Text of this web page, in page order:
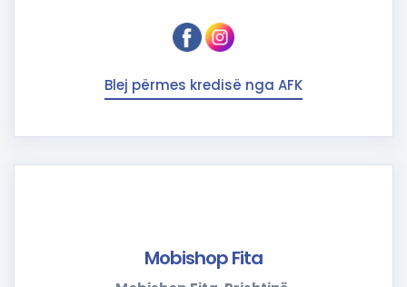
Blej përmes kredisë nga AFK
Mobishop Fita